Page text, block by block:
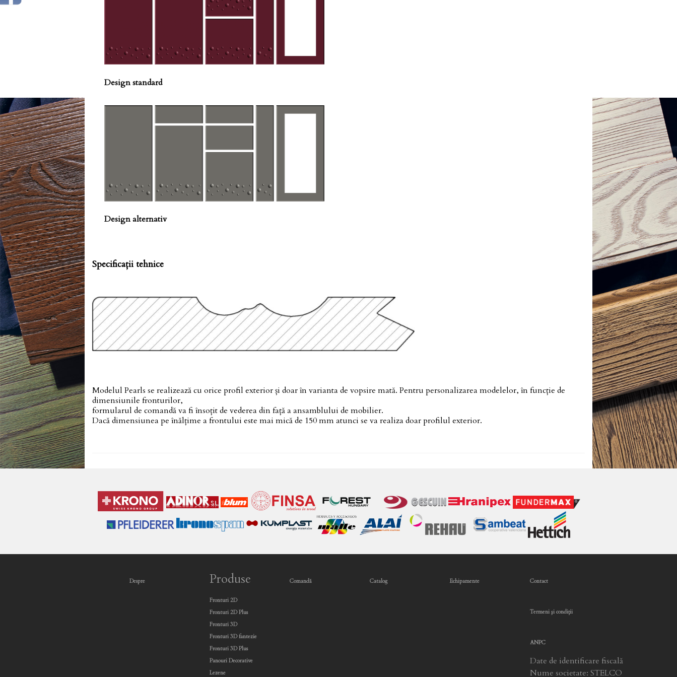
Design standard
Design alternativ
Specificații tehnice
Modelul Pearls se realizează cu orice profil exterior și doar în varianta de vopsire mată. Pentru personalizarea modelelor, în funcție de
dimensiunile fronturilor,
formularul de comandă va fi însoțit de vederea din față a ansamblului de mobilier.
Dacă dimensiunea pe înălțime a frontului este mai mică de 150 mm atunci se va realiza doar profilul exterior.
Despre Produse
Fronturi 2D
Fronturi 2D Plus
Fronturi 3D
Fronturi 3D fantezie
Fronturi 3D Plus
Panouri Decorative
Lezene
Comandă Catalog Echipamente Contact
Termeni şi condiţii
ANPC
Date de identificare fiscală
Nume societate: STELCO